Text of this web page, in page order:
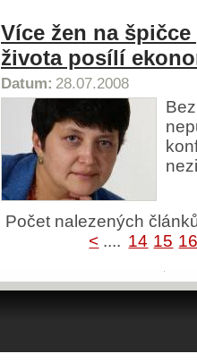
Více žen na
života posílí
Datum: 28.07.2008
Počet nalezených
< .... 14 15